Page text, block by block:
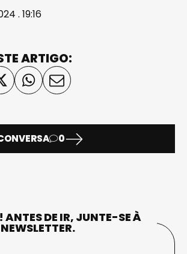
. 19:16
ARTIGO:
0
ANTES DE IR, JUNTE-SE À